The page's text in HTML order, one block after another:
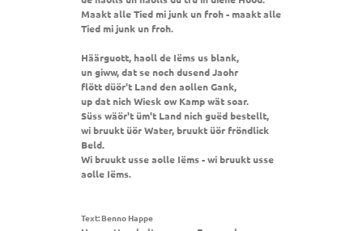
Maakt alle Tied mi junk un froh - maakt alle
Tied mi junk un froh.
Häärguott, haoll de Iëms us blank,
un giww, dat se noch dusend Jaohr
flött düör't Land den aollen Gank,
up dat nich Wiesk ow Kamp wät soar.
Süss wäör't üm't Land nich guëd bestellt,
wi bruukt üör Water, bruukt üör fröndlick
Beld.
Wi bruukt usse aolle Iëms - wi bruukt usse
aolle Iëms.
Text: Benno Happe